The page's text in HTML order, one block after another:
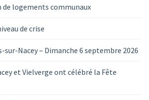
de logements communaux
de crise
sur-Nacey – Dimanche 6 septembre 2026
et Vielverge ont célébré la Fête